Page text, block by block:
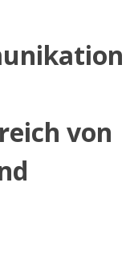
von